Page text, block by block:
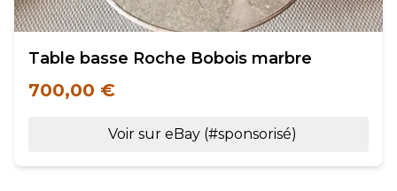
Table basse Roche Bobois marbre
700,00 €
Voir sur eBay (#sponsorisé)